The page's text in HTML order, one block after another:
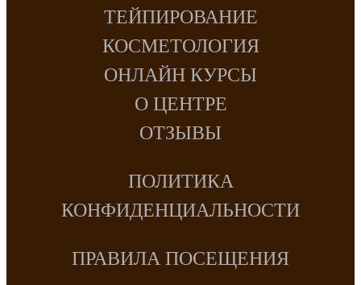
ТЕЙПИРОВАНИЕ
КОСМЕТОЛОГИЯ
ОНЛАЙН КУРСЫ
О ЦЕНТРЕ
ОТЗЫВЫ
ПОЛИТИКА
КОНФИДЕНЦИАЛЬНОСТИ
ПРАВИЛА ПОСЕЩЕНИЯ